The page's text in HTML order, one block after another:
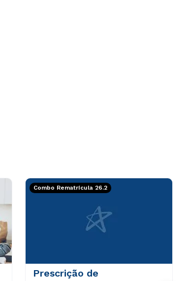
Combo Rematrícula 26.2
Prescrição de